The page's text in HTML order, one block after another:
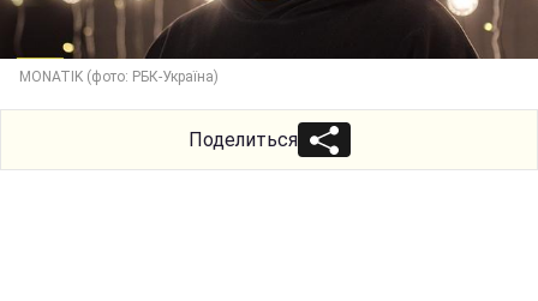
MONATIK (фото: РБК-Україна)
Поделиться